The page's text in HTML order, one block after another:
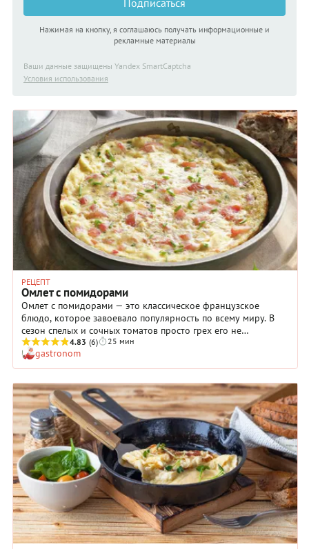
Подписаться
Нажимая на кнопку, я соглашаюсь получать информационные и
рекламные материалы
Ваши данные защищены Yandex SmartCaptcha
Условия использования
РЕЦЕПТ
Омлет с помидорами
Омлет с помидорами — это классическое французское
блюдо, которое завоевало популярность по всему миру. В
сезон спелых и сочных томатов просто грех его не
приготовить. С только что сорванными свежими
помидорами нежный омлет станет еще аппетитнее! Зимой
тоже не стоит отказывать себе в удовольствии —
используйте помидоры черри, которые доступны круглый
год. По нашему рецепту омлет с помидорами на сковороде
получается особенно пышным, мягким и воздушным,
превращая завтрак в настоящий кулинарный праздник.
4.83 (6) 25 мин
gastronom